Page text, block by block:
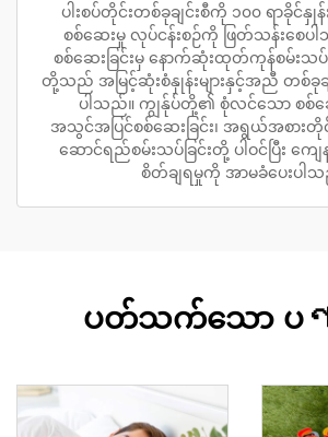
ပါးစပ်တိုင်းတစ်ခုချင်းစီကို ၁၀၀ ရာခိုင်
စစ်ဆေးမှု လုပ်ငန်းစဉ်ကို ဖြတ်သန်းစေပ
စစ်ဆေးခြင်းမှ နောက်ဆုံးထုတ်ကုန်စမ်းသ
တို့သည် အမြင့်ဆုံးစံနှုန်းများနှင့်အညီ တစ်ခုခ
ပါသည်။ ကျွန်ုပ်တို့၏ စုံလင်သော စစ်ဆ
အသွင်အပြင်စစ်ဆေးခြင်း၊ အရွယ်အစားတိုင်
ဆောင်ရည်စမ်းသပ်ခြင်းတို့ ပါဝင်ပြီး က
စိတ်ချရမှုကို အာမခံပေးပါ
ပတ်သက်သော ပণုံ